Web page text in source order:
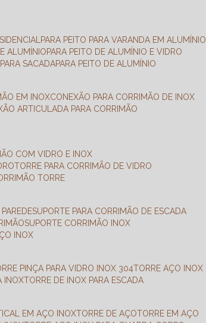
PARA PEITO PARA VARANDA EM ALUMÍNIO
ALUMÍNIO PARA PEITO DE ALUMÍNIO E VIDRO
SACADA PARA PEITO DE ALUMÍNIO
EM INOX
CONEXÃO PARA CORRIMÃO DE INOX
ARTICULADA PARA CORRIMÃO
COM VIDRO E INOX
TORRE PARA CORRIMÃO DE VIDRO
TORRE
SUPORTE PARA CORRIMÃO DE ESCADA
SUPORTE CORRIMÃO INOX
INOX
PINÇA PARA VIDRO INOX 304 TORRE AÇO INOX
INOX TORRE DE INOX PARA ESCADA
EM AÇO INOX TORRE DE AÇO TORRE EM AÇO